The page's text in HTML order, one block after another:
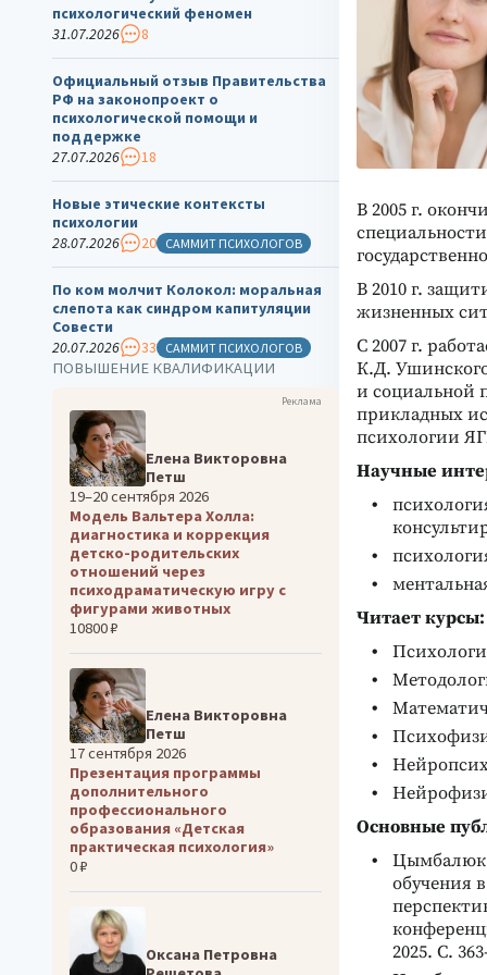
В 2005 г.
В 2010 г.
жизненных
С 2007 г.
К.Д.
и социальной
прикладных
психологии
Научные
Читает курсы:
Основные
Цымбалюк
обучения
2025. С.
психологический феномен
31.07.2026
8
Официальный отзыв Правительства
РФ на законопроект о
психологической помощи и
поддержке
27.07.2026
18
Новые этические контексты
психологии
28.07.2026
20 САММИТ ПСИХОЛОГОВ
По ком молчит Колокол: моральная
слепота как синдром капитуляции
Совести
20.07.2026
33 САММИТ ПСИХОЛОГОВ
ПОВЫШЕНИЕ КВАЛИФИКАЦИИ
Реклама
Елена Викторовна
Петш
19–20 сентября 2026
Модель Вальтера Холла:
диагностика и коррекция
детско-родительских
отношений через
психодраматическую игру с
фигурами животных
10800 ₽
Елена Викторовна
Петш
17 сентября 2026
Презентация программы
дополнительного
профессионального
образования «Детская
практическая психология»
0 ₽
Оксана Петровна